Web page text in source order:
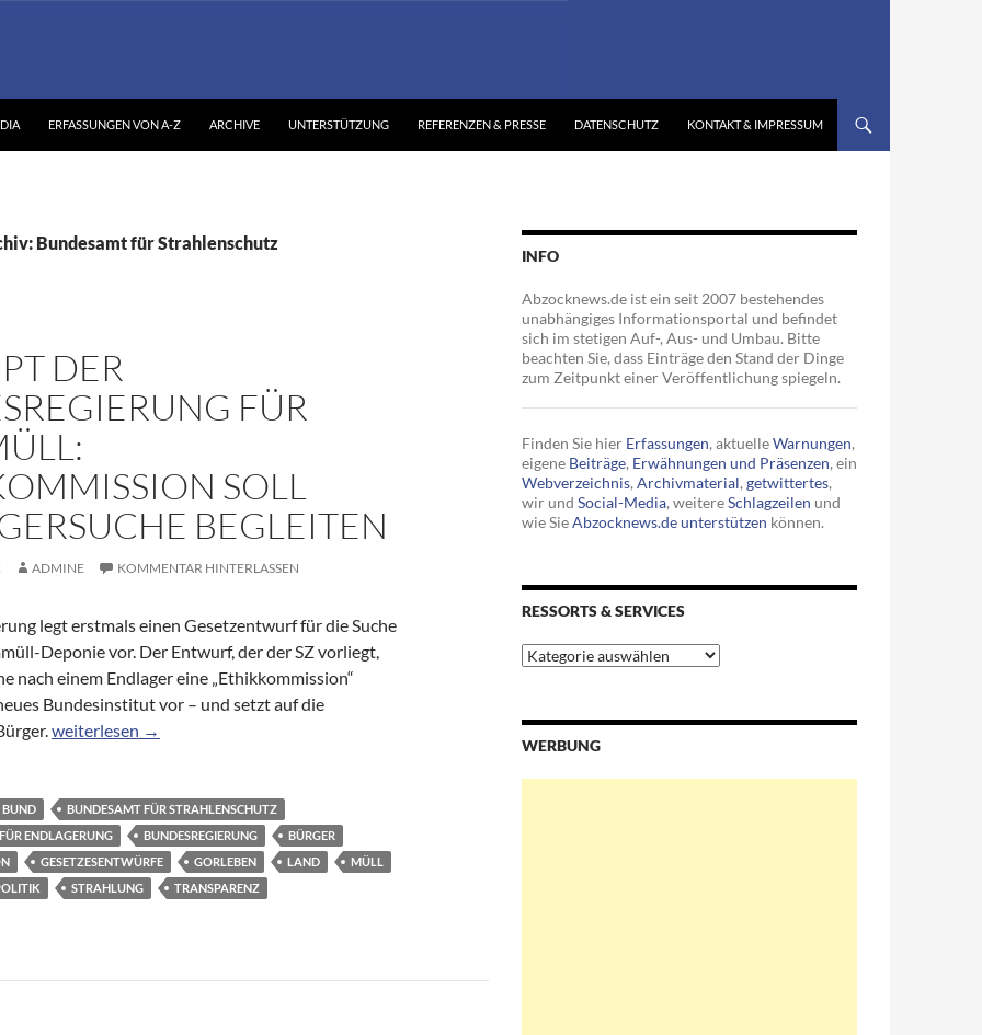
ERFASSUNGEN VON A-Z ARCHIVE UNTERSTÜTZUNG REFERENZEN & PRESSE DATENSCHUTZ KONTAKT & IMPRESSUM
Bundesamt für Strahlenschutz
DER
FÜR
SOLL
BEGLEITEN
ADMINE KOMMENTAR HINTERLASSEN
legt erstmals einen Gesetzentwurf für die Suche
Deponie vor. Der Entwurf, der der SZ vorliegt,
nach einem Endlager eine „Ethikkommission“
Bundesinstitut vor – und setzt auf die
Konzept der Bundesregierung für Atommüll: Ethikkommission soll Endlagersuche begleiten
weiterlesen →
BUND
BUNDESAMT FÜR STRAHLENSCHUTZ
ENDLAGERUNG
BUNDESREGIERUNG
BÜRGER
GESETZESENTWÜRFE GORLEBEN LAND
MÜLL
STRAHLUNG
TRANSPARENZ
INFO
Abzocknews.de ist ein seit 2007 bestehendes
unabhängiges Informationsportal und befindet
sich im stetigen Auf-, Aus- und Umbau. Bitte
beachten Sie, dass Einträge den Stand der Dinge
zum Zeitpunkt einer Veröffentlichung spiegeln.
Finden Sie hier Erfassungen, aktuelleWarnungen,
eigene Beiträge, Erwähnungen und Präsenzen, ein
Webverzeichnis, Archivmaterial, getwittertes,
wir und Social-Media, weitereSchlagzeilen und
wie SieAbzocknews.de unterstützen können.
RESSORTS & SERVICES
Ressorts
&
WERBUNG